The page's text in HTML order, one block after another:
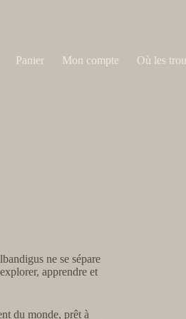
Panier Mon compte Où les
ne se sépare
apprendre et
du monde, prêt à